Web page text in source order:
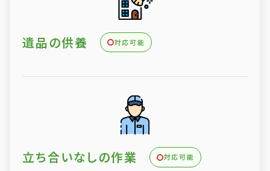
遺品の供養 対応可能
立ち合いなしの作業 対応可能